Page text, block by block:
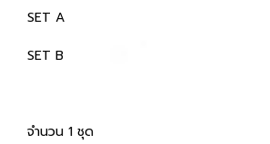
SET A
SET B
จำนวน 1 ชุด